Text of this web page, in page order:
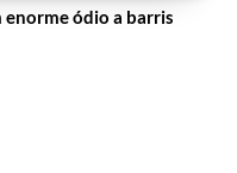
enorme ódio a barris